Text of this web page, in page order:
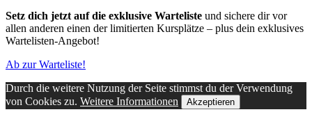
Setz dich jetzt auf die exklusive Warteliste und sichere dir vor
allen anderen einen der limitierten Kursplätze – plus dein exklusives
Wartelisten-Angebot!
Ab zur Warteliste!
Durch die weitere Nutzung der Seite stimmst du der Verwendung
von Cookies zu. Weitere Informationen Akzeptieren